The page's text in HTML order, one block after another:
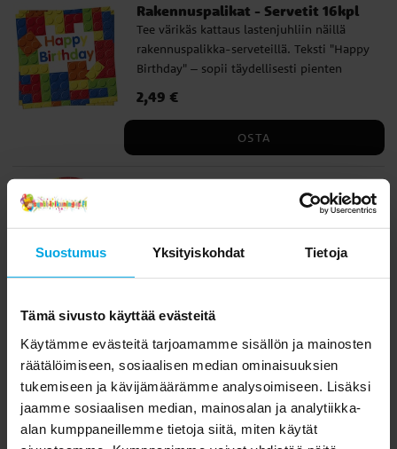
Suostumus Yksityiskohdat Tietoja
Tämä sivusto käyttää evästeitä
Käytämme evästeitä tarjoamamme sisällön ja mainosten
räätälöimiseen, sosiaalisen median ominaisuuksien
tukemiseen ja kävijämäärämme analysoimiseen. Lisäksi
jaamme sosiaalisen median, mainosalan ja analytiikka-
alan kumppaneillemme tietoja siitä, miten käytät
Rakennuspalikat - Servetit 16kpl
Tee värikäs kattaus lastenjuhliin näillä
rakennuspalikka-serveteillä. Teksti "Happy
Birthday" – sopii täydellisesti pienten
Servetit ovat 2-kerroksisia ja 33 × 33 cm
Hinta :2,49 €
2,49 €
OSTA
Rakennuspalikat - Lautaset 23 cm,
syntymäpäivälautasilla. Teksti "Happy
Birthday" keskellä. Teksti on ympäröity
mikä luo leikkisän ja juhlavan tunnelman.
Lautasten halkaisija on noin 23 cm.
Liittyvät tuotteet